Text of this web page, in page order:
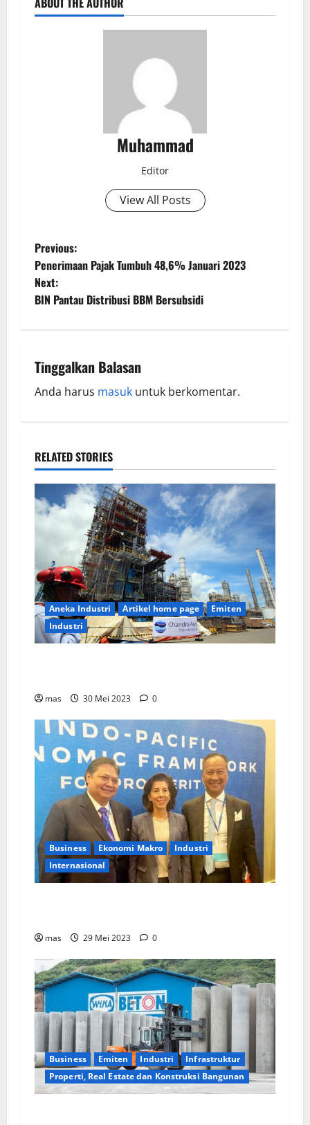
Muhammad
Editor
View All Posts
Previous:
Penerimaan Pajak Tumbuh 48,6% Januari 2023
Next:
BIN Pantau Distribusi BBM Bersubsidi
Tinggalkan Balasan
Anda harus masuk untuk berkomentar.
RELATED STORIES
Aneka Industri Artikel home page
Emiten
Industri
mas 30 Mei 2023 0
Business Ekonomi Makro
Industri
Internasional
mas 29 Mei 2023 0
Business Emiten Industri
Infrastruktur
Properti, Real Estate dan Konstruksi Bangunan